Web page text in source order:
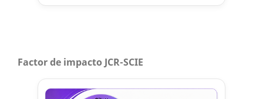
Factor de impacto JCR-SCIE